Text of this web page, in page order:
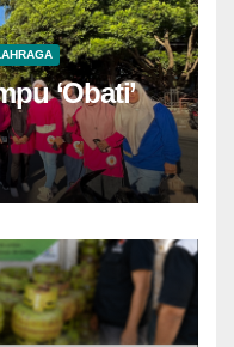
‘Obati’